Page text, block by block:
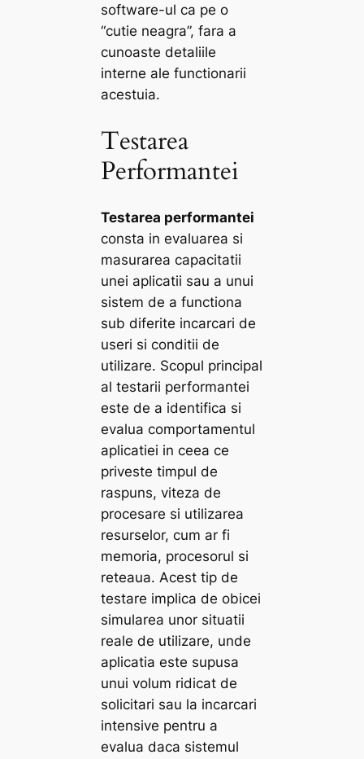
software-ul ca pe o
“cutie neagra”, fara a
cunoaste detaliile
interne ale functionarii
acestuia.
Testarea
Performantei
Testarea performantei
consta in evaluarea si
masurarea capacitatii
unei aplicatii sau a unui
sistem de a functiona
sub diferite incarcari de
useri si conditii de
utilizare. Scopul principal
al testarii performantei
este de a identifica si
evalua comportamentul
aplicatiei in ceea ce
priveste timpul de
raspuns, viteza de
procesare si utilizarea
resurselor, cum ar fi
memoria, procesorul si
reteaua. Acest tip de
testare implica de obicei
simularea unor situatii
reale de utilizare, unde
aplicatia este supusa
unui volum ridicat de
solicitari sau la incarcari
intensive pentru a
evalua daca sistemul